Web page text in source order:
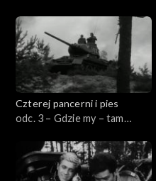
Czterej pancerni i pies
odc. 3 – Gdzie my – tam